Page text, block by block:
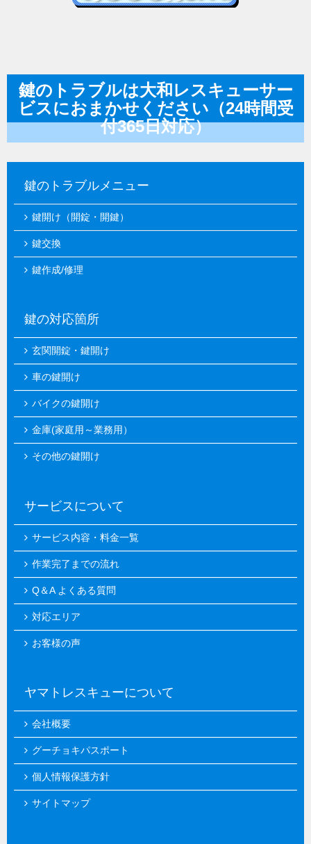
鍵のトラブルは大和レスキューサー
ビスにおまかせください（24時間受
付365日対応）
鍵のトラブルメニュー
鍵開け（開錠・開鍵）
鍵交換
鍵作成/修理
鍵の対応箇所
玄関開錠・鍵開け
車の鍵開け
バイクの鍵開け
金庫(家庭用～業務用）
その他の鍵開け
サービスについて
サービス内容・料金一覧
作業完了までの流れ
Q＆A よくある質問
対応エリア
お客様の声
ヤマトレスキューについて
会社概要
グーチョキパスポート
個人情報保護方針
サイトマップ